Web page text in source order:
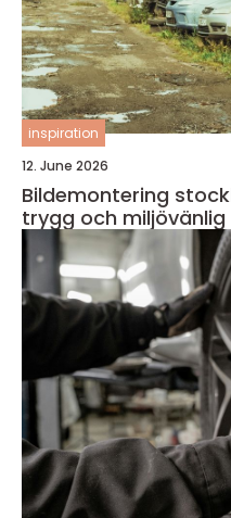
inspiration
12. June 2026
Bildemontering stockholm så
trygg och